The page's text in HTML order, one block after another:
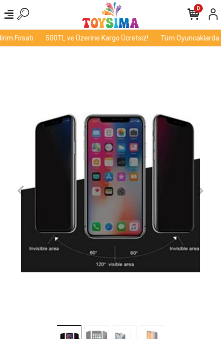
Fırsatı 500TL ve Üzerine Kargo Ücretsiz! Tüm Oyuncaklarda
0